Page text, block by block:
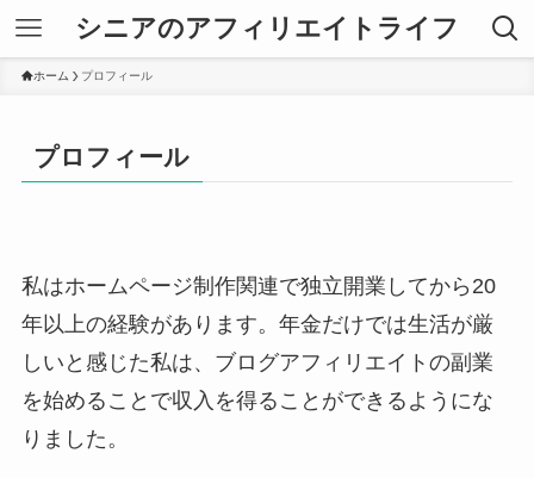
シニアのアフィリエイトライフ
ホーム プロフィール
プロフィール
私はホームページ制作関連で独立開業してから20
年以上の経験があります。年金だけでは生活が厳
しいと感じた私は、ブログアフィリエイトの副業
を始めることで収入を得ることができるようにな
りました。